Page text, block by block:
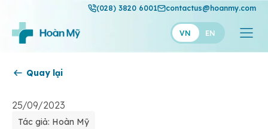
(028) 3820 6001 contactus@hoanmy.com
VN EN
Quay lại
25/09/2023
Tác giả: Hoàn Mỹ